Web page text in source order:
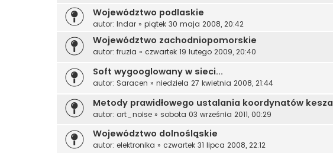
Województwo podlaskie
autor: Indar » piątek 30 maja 2008, 20:42
Województwo zachodniopomorskie
autor: fruzia » czwartek 19 lutego 2009, 20:40
Soft wygooglowany w sieci...
autor: Saracen » niedziela 27 kwietnia 2008, 21:44
Metody prawidłowego ustalania koordynatów kesza
autor: art_noise » sobota 03 września 2011, 00:29
Województwo dolnośląskie
autor: elektronika » czwartek 31 lipca 2008, 22:12